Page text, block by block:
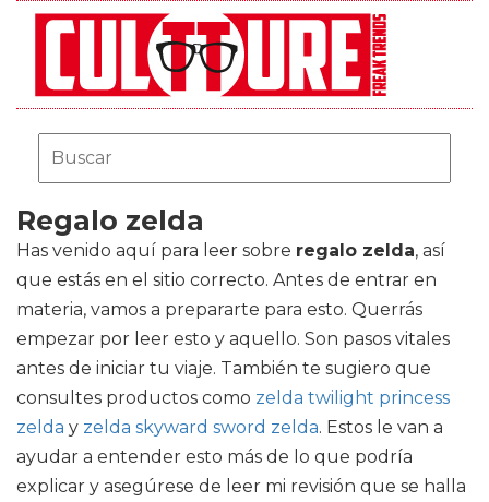
Regalo zelda
Has venido aquí para leer sobre regalo zelda, así
que estás en el sitio correcto. Antes de entrar en
materia, vamos a prepararte para esto. Querrás
empezar por leer esto y aquello. Son pasos vitales
antes de iniciar tu viaje. También te sugiero que
consultes productos como zelda twilight princess
zelda y zelda skyward sword zelda. Estos le van a
ayudar a entender esto más de lo que podría
explicar y asegúrese de leer mi revisión que se halla